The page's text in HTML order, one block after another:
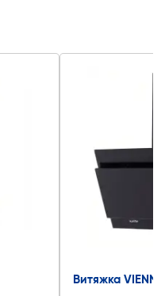
Витяжка